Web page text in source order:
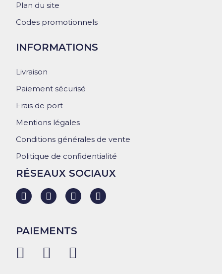
Plan du site
Codes promotionnels
INFORMATIONS
Livraison
Paiement sécurisé
Frais de port
Mentions légales
Conditions générales de vente
Politique de confidentialité
RÉSEAUX SOCIAUX
PAIEMENTS